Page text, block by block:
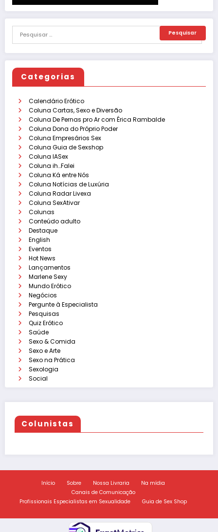
Categorias
Calendário Erótico
Coluna Cartas, Sexo e Diversão
Coluna De Pernas pro Ar com Érica Rambalde
Coluna Dona do Próprio Poder
Coluna Empresários Sex
Coluna Guia de Sexshop
Coluna IASex
Coluna ih…Falei
Coluna Ká entre Nós
Coluna Notícias de Luxúria
Coluna Radar Livexa
Coluna SexAtivar
Colunas
Conteúdo adulto
Destaque
English
Eventos
Hot News
Lançamentos
Marlene Sexy
Mundo Erótico
Negócios
Pergunte à Especialista
Pesquisas
Quiz Erótico
Saúde
Sexo & Comida
Sexo e Arte
Sexo na Prática
Sexologia
Social
Colunistas
Início Sobre Nossa Livraria
Na mídia
Canais de Comunicação
Profissionais Especialistas em Sexualidade
Guia de Sex Shop